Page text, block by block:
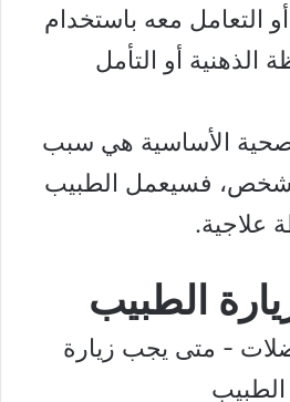
التعامل معه باستخدام
الذهنية أو التأمل
الأساسية هي سبب
فسيعمل الطبيب
علاجية.
الطبيب